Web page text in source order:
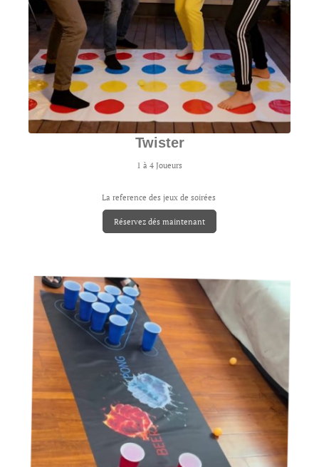
Twister
1 à 4 Joueurs
La reference des jeux de soirées
Réservez dés maintenant